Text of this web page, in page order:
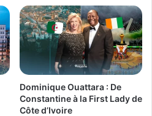
Dominique Ouattara : De
Constantine à la First Lady de
Côte d’Ivoire